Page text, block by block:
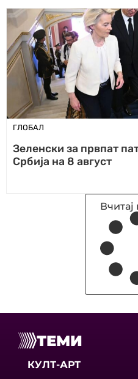
ГЛОБАЛ
Зеленски за првпат
Србија на 8 август
ТЕМИ
КУЛТ-АРТ